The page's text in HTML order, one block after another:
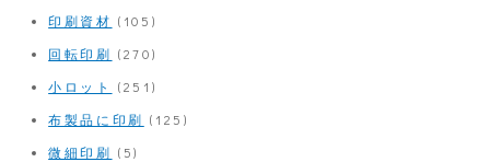
印刷資材 (105)
回転印刷 (270)
小ロット
(251)
布製品に印刷 (125)
微細印刷 (5)